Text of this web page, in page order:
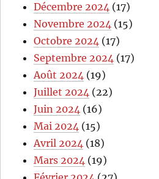
Décembre 2024 (17)
Novembre 2024 (15)
Octobre 2024 (17)
Septembre 2024 (17)
Août 2024 (19)
Juillet 2024 (22)
Juin 2024 (16)
Mai 2024 (15)
Avril 2024 (18)
Mars 2024 (19)